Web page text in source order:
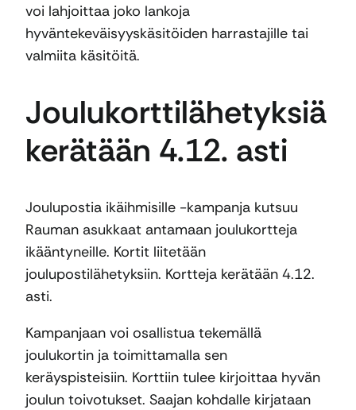
voi lahjoittaa joko lankoja
hyväntekeväisyyskäsitöiden harrastajille tai
valmiita käsitöitä.
Joulukorttilähetyksiä
kerätään 4.12. asti
Joulupostia ikäihmisille -kampanja kutsuu
Rauman asukkaat antamaan joulukortteja
ikääntyneille. Kortit liitetään
joulupostilähetyksiin. Kortteja kerätään 4.12.
asti.
Kampanjaan voi osallistua tekemällä
joulukortin ja toimittamalla sen
keräyspisteisiin. Korttiin tulee kirjoittaa hyvän
joulun toivotukset. Saajan kohdalle kirjataan